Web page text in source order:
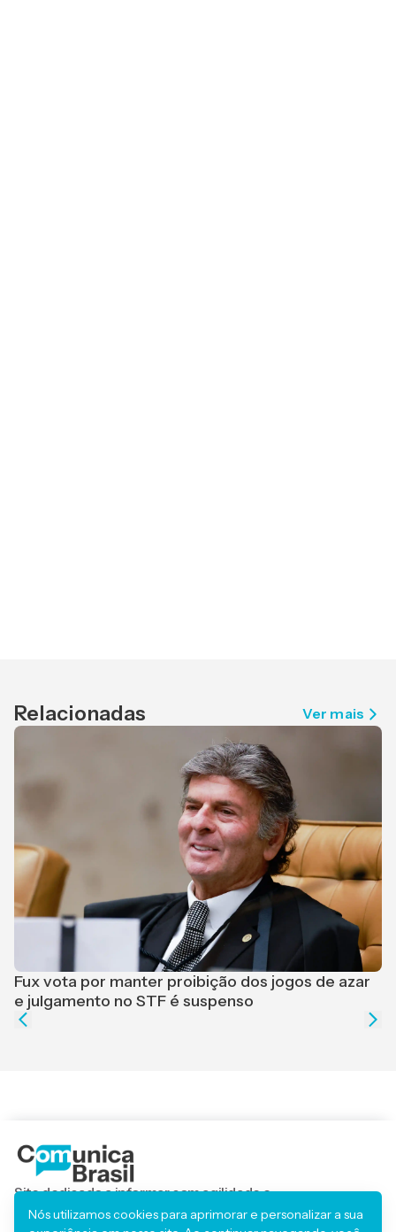
Relacionadas Ver mais
Fux vota por manter proibição dos jogos de azar
e julgamento no STF é suspenso
Site dedicado a informar com agilidade e
responsabilidade, trazendo os principais acontecimentos
locais, regionais e nacionais.
Nós utilizamos cookies para aprimorar e personalizar a sua